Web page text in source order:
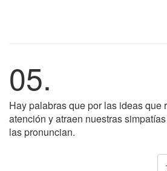
05.
Hay palabras que por las ideas que
atención y atraen nuestras
las pronuncian.